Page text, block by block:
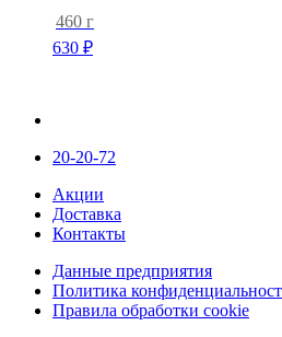
460 г
630 ₽
20-20-72
Акции
Доставка
Контакты
Данные предприятия
Политика
Правила обработки cookie